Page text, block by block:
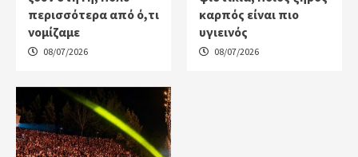
περισσότερα από ό,τι
νομίζαμε
08/07/2026
καρπός είναι πιο
υγιεινός
08/07/2026